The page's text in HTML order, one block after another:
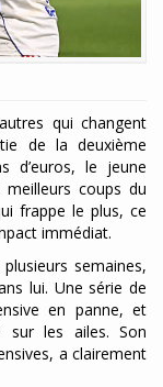
qui changent
de la deuxième
d’euros, le jeune
coups du
frappe le plus, ce
immédiat.
semaines,
lui. Une série de
en panne, et
sur les ailes. Son
a clairement